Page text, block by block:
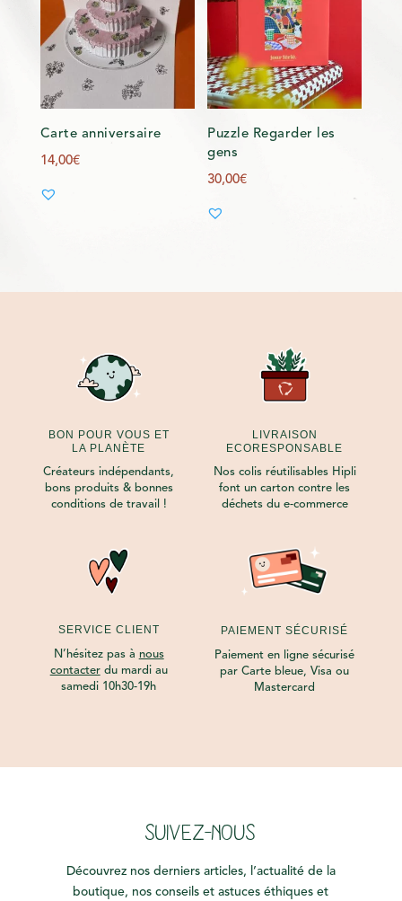
Carte anniversaire
14,00€
Puzzle Regarder les
gens
30,00€
BON POUR VOUS ET
LA PLANÈTE
Créateurs indépendants,
bons produits & bonnes
conditions de travail !
LIVRAISON
ECORESPONSABLE
Nos colis réutilisables Hipli
font un carton contre les
déchets du e-commerce
SERVICE CLIENT
N’hésitez pas à nous
contacterdu mardi au
samedi 10h30-19h
PAIEMENT SÉCURISÉ
Paiement en ligne sécurisé
par Carte bleue, Visa ou
Mastercard
SUIVEZ-NOUS
Découvrez nos derniers articles, l’actualité de la
boutique, nos conseils et astuces éthiques et